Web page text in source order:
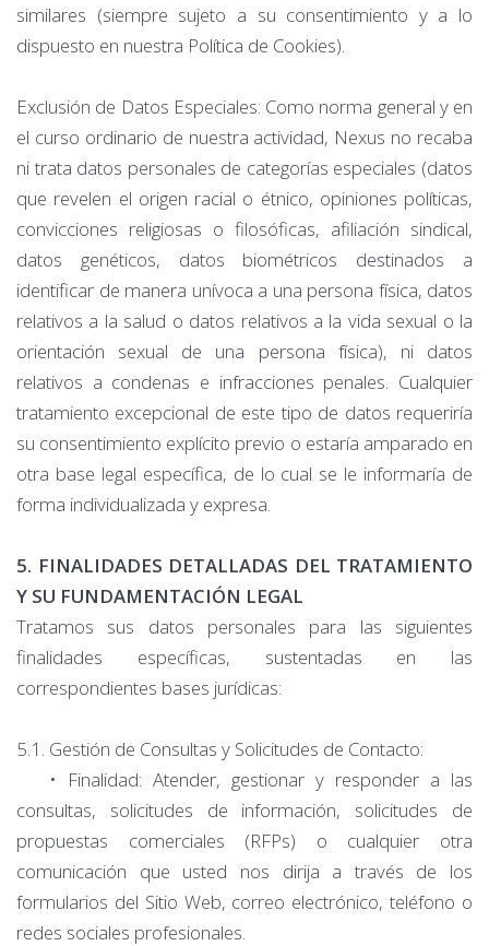
similares (siempre sujeto a su consentimiento y a lo
dispuesto en nuestra Política de Cookies).
Exclusión de Datos Especiales: Como norma general y en
el curso ordinario de nuestra actividad, Nexus no recaba
ni trata datos personales de categorías especiales (datos
que revelen el origen racial o étnico, opiniones políticas,
convicciones religiosas o filosóficas, afiliación sindical,
datos genéticos, datos biométricos destinados a
identificar de manera unívoca a una persona física, datos
relativos a la salud o datos relativos a la vida sexual o la
orientación sexual de una persona física), ni datos
relativos a condenas e infracciones penales. Cualquier
tratamiento excepcional de este tipo de datos requeriría
su consentimiento explícito previo o estaría amparado en
otra base legal específica, de lo cual se le informaría de
forma individualizada y expresa.
5. FINALIDADES DETALLADAS DEL TRATAMIENTO
Y SU FUNDAMENTACIÓN LEGAL
Tratamos sus datos personales para las siguientes
finalidades específicas, sustentadas en las
correspondientes bases jurídicas:
5.1. Gestión de Consultas y Solicitudes de Contacto:
• Finalidad: Atender, gestionar y responder a las
consultas, solicitudes de información, solicitudes de
propuestas comerciales (RFPs) o cualquier otra
comunicación que usted nos dirija a través de los
formularios del Sitio Web, correo electrónico, teléfono o
redes sociales profesionales.